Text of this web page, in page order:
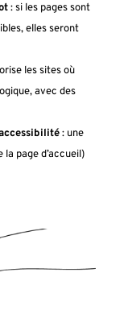
: si les pages sont
elles seront
les sites où
avec des
: une
page d’accueil)